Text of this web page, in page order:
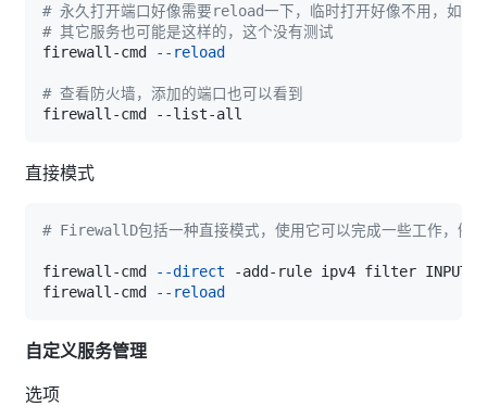
# 永久打开端口好像需要reload一下，临时打开好像不用，如果
# 其它服务也可能是这样的，这个没有测试
firewall-cmd
--reload
# 查看防火墙，添加的端口也可以看到
直接模式
# FirewallD包括一种直接模式，使用它可以完成一些工作，例如
firewall-cmd --direct -add-rule ipv4 filter INPUT
firewall-cmd
--reload
自定义服务管理
选项